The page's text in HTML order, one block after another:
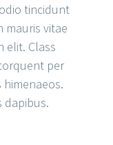
tincidunt
mauris vitae
elit. Class
per
dapibus.